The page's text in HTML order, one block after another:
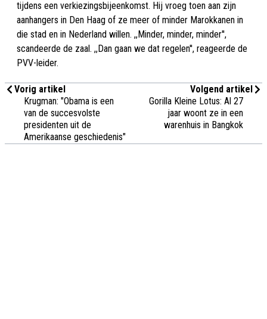
tijdens een verkiezingsbijeenkomst. Hij vroeg toen aan zijn
aanhangers in Den Haag of ze meer of minder Marokkanen in
die stad en in Nederland willen. ,,Minder, minder, minder'',
scandeerde de zaal. ,,Dan gaan we dat regelen'', reageerde de
PVV-leider.
Vorig artikel
Krugman: "Obama is een
van de succesvolste
presidenten uit de
Amerikaanse geschiedenis"
Volgend artikel
Gorilla Kleine Lotus: Al 27
jaar woont ze in een
warenhuis in Bangkok